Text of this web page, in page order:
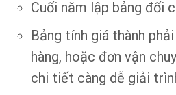
Cuối năm lập bảng đối
Bảng tính giá thành
hàng, hoặc đơn vận
chi tiết càng dễ giải